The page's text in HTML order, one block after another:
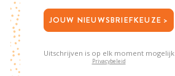
JOUW NIEUWSBRIEFKEUZE >
Uitschrijven is op elk moment mogelijk
Privacybeleid